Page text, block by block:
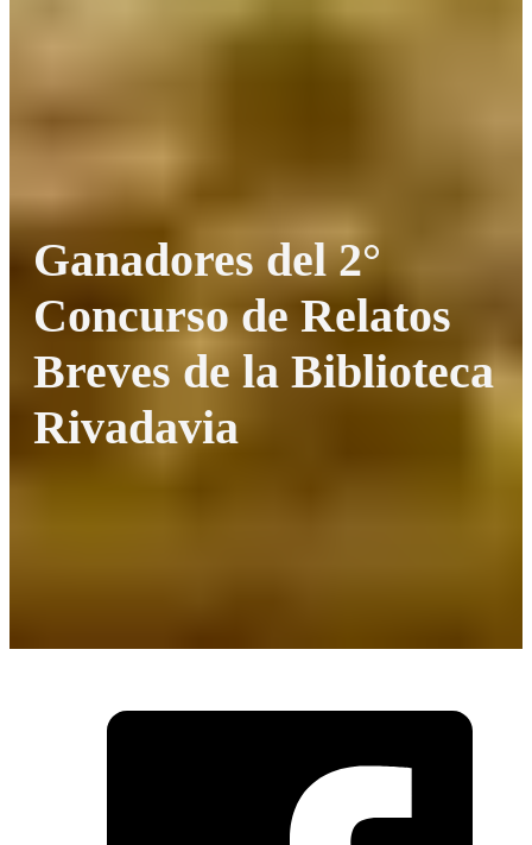
Ganadores del 2°
Concurso de Relatos
Breves de la Biblioteca
Rivadavia